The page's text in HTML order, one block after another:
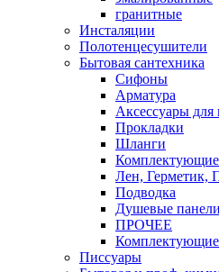
гранитные
Инсталяции
Полотенцесушители
Бытовая сантехника
Сифоны
Арматура
Аксессуары
Прокладки
Шланги
Комплектующие
Лен, Герметик,
Подводка
Душевые панели
ПРОЧЕЕ
Писсуары